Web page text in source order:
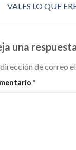
VALES LO QUE
una
de correo
*